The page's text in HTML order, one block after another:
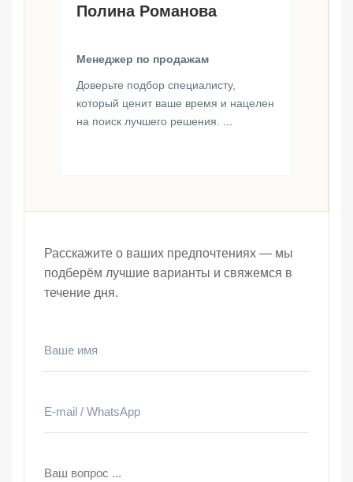
Полина Романова
Менеджер по продажам
Доверьте подбор специалисту,
который ценит ваше время и нацелен
на поиск лучшего решения.
Расскажите о ваших предпочтениях — мы
подберём лучшие варианты и свяжемся в
течение дня.